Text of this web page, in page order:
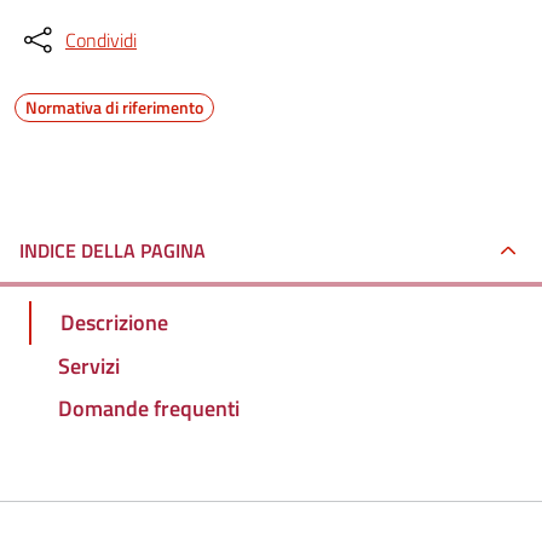
Condividi
Normativa di riferimento
INDICE DELLA PAGINA
Descrizione
Servizi
Domande frequenti